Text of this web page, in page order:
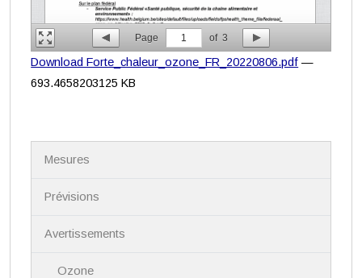
Page 1 of 3
Download Forte_chaleur_ozone_FR_20220806.pdf —
693.4658203125 KB
Mesures
Prévisions
Avertissements
Ozone